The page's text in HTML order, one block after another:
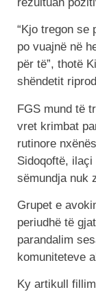
“Kjo tregon se
po vuajnë në
për të”, thotë
shëndetit
FGS mund të
vret krimbat
rutinore
Sidoqoftë,
sëmundja nuk
Grupet e
periudhë të
parandalim
komuniteteve
Ky artikull